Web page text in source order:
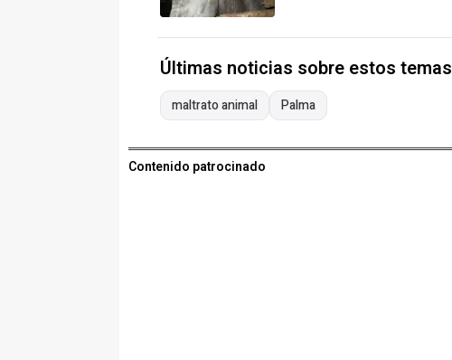
Últimas noticias sobre estos temas
maltrato animal Palma
Contenido patrocinado